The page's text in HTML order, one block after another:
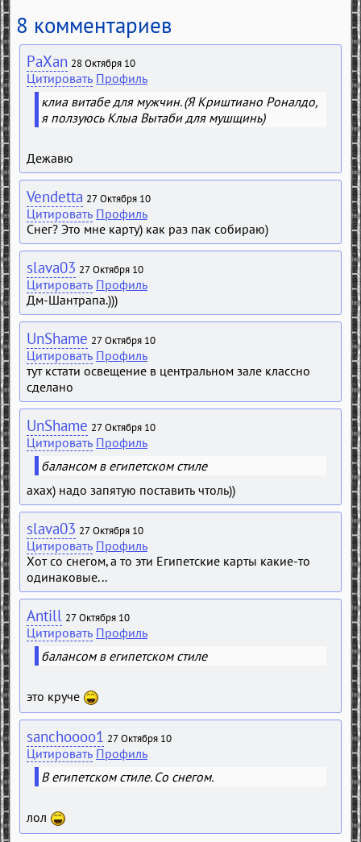
8 комментариев
PaXan 28 Октября 10
Цитировать Профиль
клиа витабе для мужчин. (Я Криштиано Роналдо,
я ползуюсь Клыа Вытаби для мушщинь)
Дежавю
Vendetta 27 Октября 10
Цитировать Профиль
Снег? Это мне карту) как раз пак собираю)
slava03 27 Октября 10
Цитировать Профиль
Дм-Шантрапа.)))
UnShame 27 Октября 10
Цитировать Профиль
тут кстати освещение в центральном зале классно
сделано
UnShame 27 Октября 10
Цитировать Профиль
балансом в египетском стиле
ахах) надо запятую поставить чтоль))
slava03 27 Октября 10
Цитировать Профиль
Хот со снегом, а то эти Египетские карты какие-то
одинаковые...
Antill 27 Октября 10
Цитировать Профиль
балансом в египетском стиле
это круче
sanchoooo1 27 Октября 10
Цитировать Профиль
В египетском стиле. Со снегом.
лол